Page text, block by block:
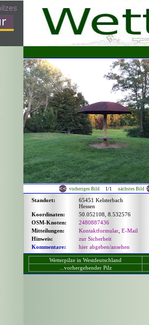
vorheriges Bild 1/1 nächstes Bild
Standort:
65451 Kelsterbach
Hessen
Koordinaten:
50.052108, 8.532576
OSM-Knoten:
2480887436
Mitteilungen:
Kontaktformular E-Mail
Hinweis:
zur Sicherheit
Kommentare:
hier abgeben/ansehen
Wetterpilze in Westdeutschland
...vorhergehender Pilz